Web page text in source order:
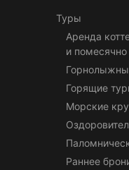
Туры
Аренда
и помесячно
Горящие
Морские
Раннее